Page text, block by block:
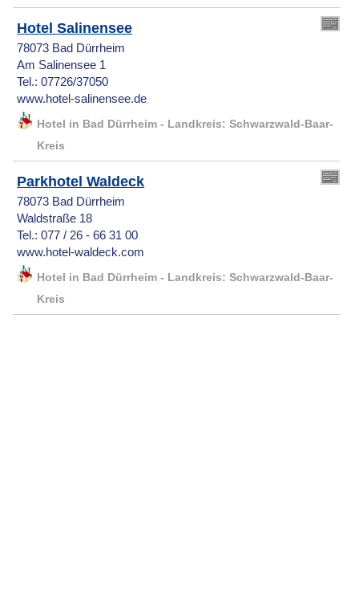
Hotel Salinensee
78073 Bad Dürrheim
Am Salinensee 1
Tel.: 07726/37050
www.hotel-salinensee.de
Hotel in Bad Dürrheim - Landkreis: Schwarzwald-Baar-
Kreis
Parkhotel Waldeck
78073 Bad Dürrheim
Waldstraße 18
Tel.: 077 / 26 - 66 31 00
www.hotel-waldeck.com
Hotel in Bad Dürrheim - Landkreis: Schwarzwald-Baar-
Kreis